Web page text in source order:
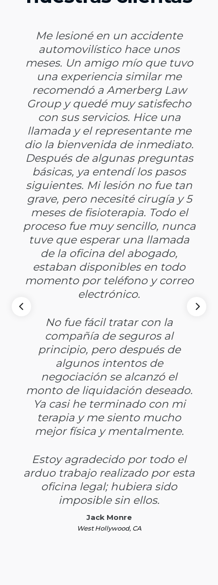
Me lesioné en un accidente
automovilístico hace unos
meses. Un amigo mío que tuvo
una experiencia similar me
recomendó a Amerberg Law
Group y quedé muy satisfecho
con sus servicios. Hice una
llamada y el representante me
dio la bienvenida de inmediato.
Después de algunas preguntas
básicas, ya entendí los pasos
siguientes. Mi lesión no fue tan
grave, pero necesité cirugía y 5
meses de fisioterapia. Todo el
proceso fue muy sencillo, nunca
tuve que esperar una llamada
de la oficina del abogado,
estaban disponibles en todo
momento por teléfono y correo
electrónico.
No fue fácil tratar con la
compañía de seguros al
principio, pero después de
algunos intentos de
negociación se alcanzó el
monto de liquidación deseado.
Ya casi he terminado con mi
terapia y me siento mucho
mejor física y mentalmente.
Estoy agradecido por todo el
arduo trabajo realizado por esta
oficina legal; hubiera sido
imposible sin ellos.
Jack Monre
West Hollywood, CA